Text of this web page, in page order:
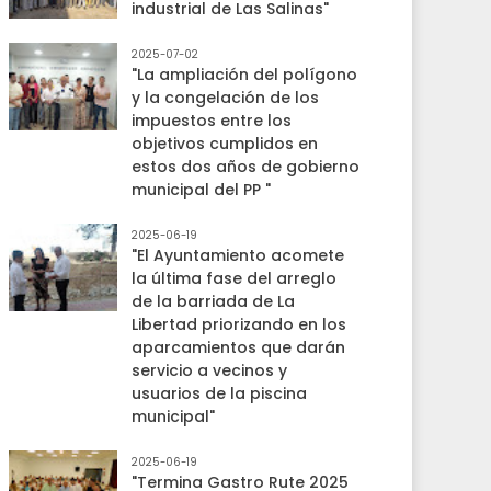
industrial de Las Salinas"
2025-07-02
"La ampliación del polígono
y la congelación de los
impuestos entre los
objetivos cumplidos en
estos dos años de gobierno
municipal del PP "
2025-06-19
"El Ayuntamiento acomete
la última fase del arreglo
de la barriada de La
Libertad priorizando en los
aparcamientos que darán
servicio a vecinos y
usuarios de la piscina
municipal"
2025-06-19
"Termina Gastro Rute 2025